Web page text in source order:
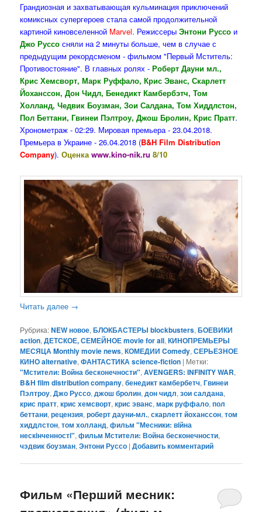
Грандиозная и захватывающая кульминация приключений
комиксных супергероев стала самой продолжительной
картиной киновселенной Marvel. РежиссерыЭнтони Руссо и
Джо Руссо сняли на 2 минуты больше, чем в случае с
предыдущим рекордсменом - фильмом "Первый Мститель:
Противостояние". В главных ролях -Роберт Дауни мл.,
Крис Хемсворт, Марк Руффало, Крис Эванс, Скарлетт
Йоханссон, Дон Чидл, Бенедикт Камбербэтч, Том
Холланд, Чедвик Боузман, Зои Салдана, Том Хиддлстон,
Пол Беттани, Гвинеи Пэлтроу, Джош Бролин, Крис Пратт.
Хронометраж - 02:29. Мировая премьера - 23.04.2018.
Премьера в Украине - 26.04.2018 (B&H Film Distribution
Company).Оценка www.kino-nik.ru 8/10
Читать далее →
Рубрика:NEW новое,БЛОКБАСТЕРЫ blockbusters,БОЕВИКИ
action,ДЕТСКОЕ, СЕМЕЙНОЕ movie for all,КИНОПРЕМЬЕРЫ
МЕСЯЦА Monthly movie news,КОМЕДИИ Comedy,СЕРЬЕЗНОЕ
КИНО alternative,ФАНТАСТИКА science-fiction | Метки:
"Мстители: Война бесконечности",AVENGERS: INFINITY WAR,
B&H film distribution company,бенедикт камбербетч,Гвинеи
Пэлтроу,Джо Руссо,джош бролин,дон чидл,зои салдана,
крис пратт,крис хемсворт,крис эванс,марк руффало,пол
беттани,рецензия,роберт дауни-мл.,скарлетт йоханссон,том
хиддлстон,том холланд,фильм "Месники: вiйна
нескiнченностi",фильм Мстители: Война бесконечности,
чэдвик боузман,Энтони Руссо |Добавить комментарий
Фильм «Перший месник: